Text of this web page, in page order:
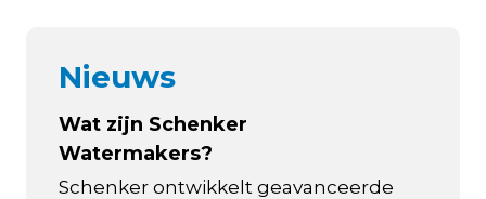
Nieuws
Wat zijn Schenker
Watermakers?
Schenker ontwikkelt geavanceerde